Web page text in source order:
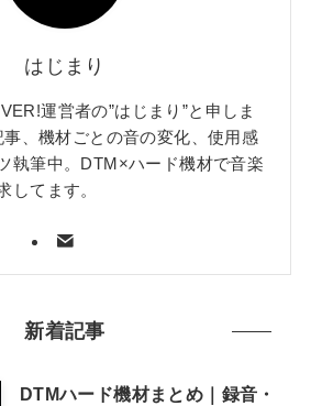
はじまり
運営者の”はじまり”と申しま
、機材ごとの音の変化、使用感
執筆中。DTM×ハード機材で音楽
してます。
新着記事
DTMハード機材まとめ｜録音・